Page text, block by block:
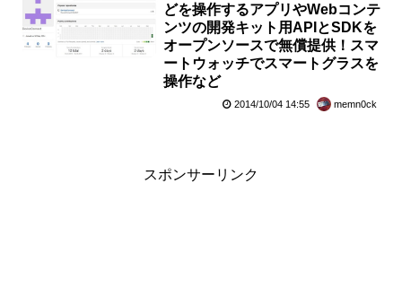
どを操作するアプリやWebコンテ
ンツの開発キット用APIとSDKを
オープンソースで無償提供！スマ
ートウォッチでスマートグラスを
操作など
2014/10/04 14:55 memn0ck
スポンサーリンク